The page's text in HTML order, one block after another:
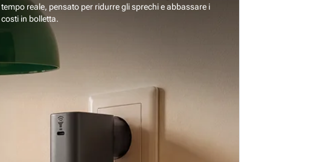
tempo reale, pensato per ridurre gli sprechi e abbassare i
costi in bolletta.